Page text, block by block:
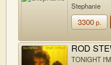
Stephanie
3300р.
ROD
TONIGHT